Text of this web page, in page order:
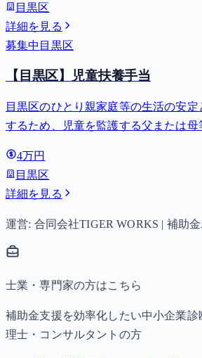
目黒区
詳細を見る
募集中 目黒区
【目黒区】児童扶養手当
目黒区のひとり親家庭等の生活の安
するため、児童を監護する父または
4万円
目黒区
詳細を見る
運営: 合同会社TIGER WORKS | 補助
士業・専門家の方はこちら
補助金支援を効率化したい中小企業
理士・コンサルタントの方